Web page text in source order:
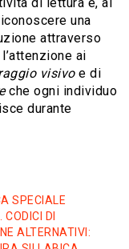
una
attraverso
ai
visivoe di
che ogni individuo
durante
SPECIALE
DI
ALTERNATIVI: